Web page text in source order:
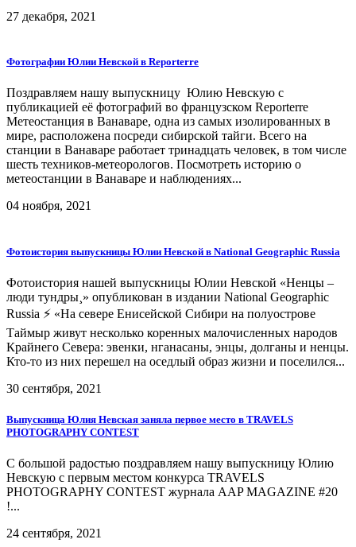
27 декабря, 2021
Фотографии Юлии Невской в Reporterre
Поздравляем нашу выпускницу Юлию Невскую с
публикацией её фотографий во французском Reporterre
Метеостанция в Ванаваре, одна из самых изолированных в
мире, расположена посреди сибирской тайги. Всего на
станции в Ванаваре работает тринадцать человек, в том числе
шесть техников-метеорологов. Посмотреть историю о
метеостанции в Ванаваре и наблюдениях...
04 ноября, 2021
Фотоистория выпускницы Юлии Невской в National Geographic Russia
Фотоистория нашей выпускницы Юлии Невской «Ненцы –
люди тундры¸» опубликован в издании National Geographic
Russia ⚡ «На севере Енисейской Сибири на полуострове
Таймыр живут несколько коренных малочисленных народов
Крайнего Севера: эвенки, нганасаны, энцы, долганы и ненцы.
Кто-то из них перешел на оседлый образ жизни и поселился...
30 сентября, 2021
Выпускница Юлия Невская заняла первое место в TRAVELS
PHOTOGRAPHY CONTEST
С большой радостью поздравляем нашу выпускницу Юлию
Невскую с первым местом конкурса TRAVELS
PHOTOGRAPHY CONTEST журнала AAP MAGAZINE #20
!...
24 сентября, 2021